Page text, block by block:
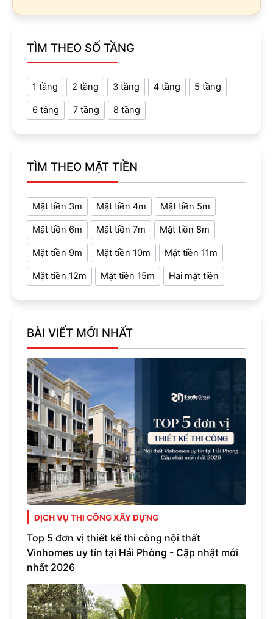
TÌM THEO SỐ TẦNG
1 tầng 2 tầng 3 tầng 4 tầng 5 tầng
6 tầng 7 tầng 8 tầng
TÌM THEO MẶT TIỀN
Mặt tiền 3m Mặt tiền 4m Mặt tiền 5m
Mặt tiền 6m Mặt tiền 7m Mặt tiền 8m
Mặt tiền 9m Mặt tiền 10m Mặt tiền 11m
Mặt tiền 12m Mặt tiền 15m Hai mặt tiền
BÀI VIẾT MỚI NHẤT
DỊCH VỤ THI CÔNG XÂY DỰNG
Top 5 đơn vị thiết kế thi công nội thất
Vinhomes uy tín tại Hải Phòng - Cập nhật mới
nhất 2026